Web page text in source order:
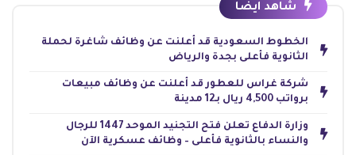
شاهد ايضا
الخطوط السعودية قد أعلنت عن وظائف شاغرة لحملة
الثانوية فأعلى بجدة والرياض
شركة غراس للعطور قد أعلنت عن وظائف مبيعات
برواتب 4,500 ريال بـ12 مدينة
وزارة الدفاع تعلن فتح التجنيد الموحد 1447 للرجال
والنساء بالثانوية فأعلى – وظائف عسكرية الآن